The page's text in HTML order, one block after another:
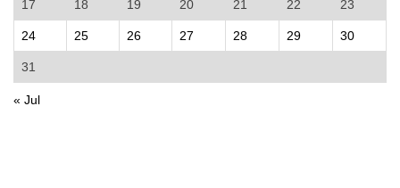
17 18 19 20 21 22 23
24 25 26 27 28 29 30
31
« Jul